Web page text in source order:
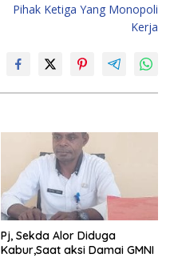
Pihak Ketiga Yang Monopoli
Kerja
Pj, Sekda Alor Diduga
Kabur,Saat aksi Damai GMNI